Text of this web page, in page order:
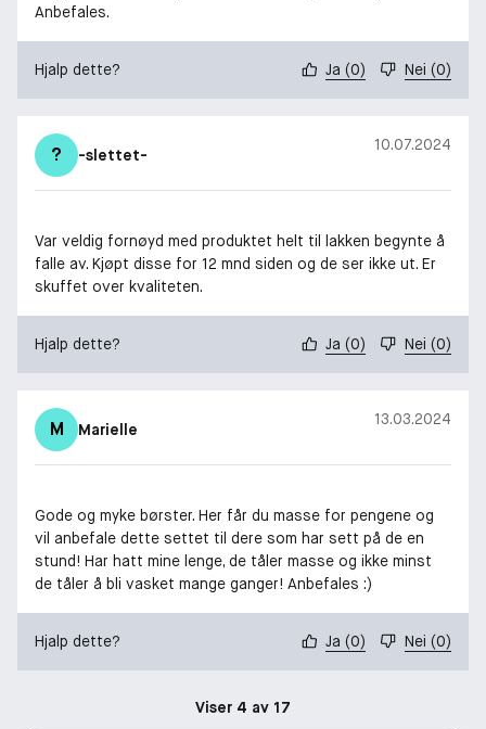
Anbefales.
Hjalp dette? Ja (0) Nei (0)
? -slettet-
10.07.2024
Var veldig fornøyd med produktet helt til lakken begynte å
falle av. Kjøpt disse for 12 mnd siden og de ser ikke ut. Er
skuffet over kvaliteten.
Hjalp dette? Ja (0) Nei (0)
M Marielle
13.03.2024
Gode og myke børster. Her får du masse for pengene og
vil anbefale dette settet til dere som har sett på de en
stund! Har hatt mine lenge, de tåler masse og ikke minst
de tåler å bli vasket mange ganger! Anbefales :)
Hjalp dette? Ja (0) Nei (0)
Viser 4 av 17